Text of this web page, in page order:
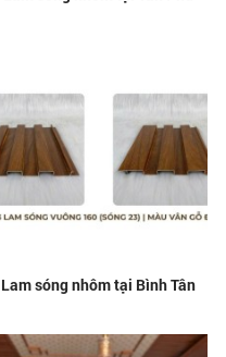
Lam sóng nhôm tại Bình Tân